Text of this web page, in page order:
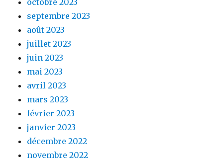
septembre 2023
août 2023
juillet 2023
juin 2023
mai 2023
avril 2023
mars 2023
février 2023
janvier 2023
décembre 2022
novembre 2022